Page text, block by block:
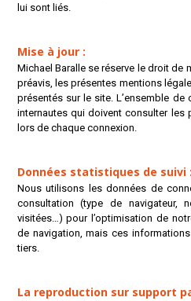
lui sont liés.
Mise à jour :
Michael Baralle se réserve le droit de
préavis, les présentes mentions
présentés sur le site. L’ensemble
internautes qui doivent consulter les
lors de chaque connexion.
Données statistiques de suivi :
Nous utilisons les données de
consultation (type de navigateur,
visitées…) pour l’optimisation de
de navigation, mais ces
tiers.
La reproduction sur support